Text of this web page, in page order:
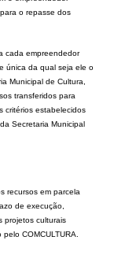
o repasse dos
cada empreendedor
única da qual seja ele o
Municipal de Cultura,
transferidos para
critérios estabelecidos
Secretaria Municipal
recursos em parcela
de execução,
projetos culturais
COMCULTURA.